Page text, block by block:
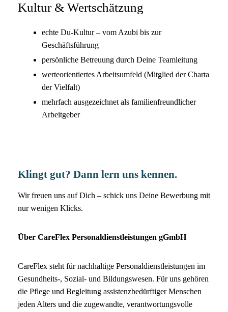
Kultur & Wertschätzung
echte Du-Kultur – vom Azubi bis zur
Geschäftsführung
persönliche Betreuung durch Deine Teamleitung
werteorientiertes Arbeitsumfeld (Mitglied der Charta
der Vielfalt)
mehrfach ausgezeichnet als familienfreundlicher
Arbeitgeber
Klingt gut? Dann lern uns kennen.
Wir freuen uns auf Dich – schick uns Deine Bewerbung mit
nur wenigen Klicks.
Über CareFlex Personaldienstleistungen gGmbH
CareFlex steht für nachhaltige Personaldienstleistungen im
Gesundheits-, Sozial- und Bildungswesen. Für uns gehören
die Pflege und Begleitung assistenzbedürftiger Menschen
jeden Alters und die zugewandte, verantwortungsvolle